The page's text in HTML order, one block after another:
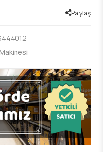
Paylaş